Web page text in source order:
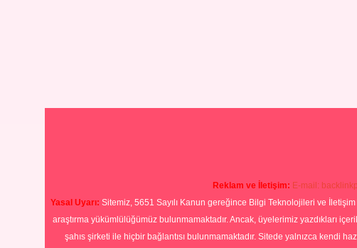
Reklam ve İletişim: E-mail:
Yasal Uyarı: Sitemiz, 5651 Sayılı Kanun gereğince Bilgi Teknolojileri ve
araştırma yükümlülüğümüz bulunmamaktadır. Ancak, üyelerimiz yazdıkları
şahıs şirketi ile hiçbir bağlantısı bulunmamaktadır. Sitede yalnızca kendi